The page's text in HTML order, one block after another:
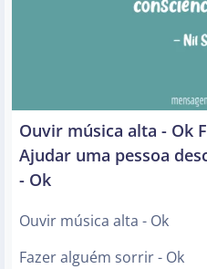
Ouvir música alta - Ok
Ajudar uma pessoa
- Ok
Ouvir música alta - Ok
Fazer alguém sorrir - Ok